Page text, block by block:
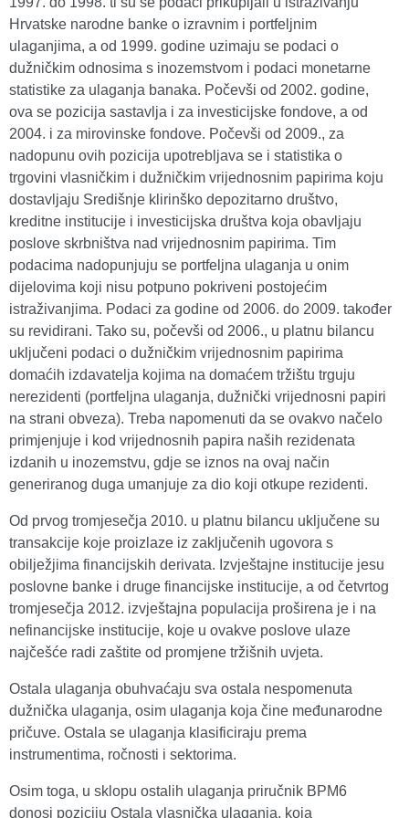
Hrvatske narodne banke o izravnim i portfeljnim
ulaganjima, a od 1999. godine uzimaju se podaci o
dužničkim odnosima s inozemstvom i podaci monetarne
statistike za ulaganja banaka. Počevši od 2002. godine,
ova se pozicija sastavlja i za investicijske fondove, a od
2004. i za mirovinske fondove. Počevši od 2009., za
nadopunu ovih pozicija upotrebljava se i statistika o
trgovini vlasničkim i dužničkim vrijednosnim papirima koju
dostavljaju Središnje klirinško depozitarno društvo,
kreditne institucije i investicijska društva koja obavljaju
poslove skrbništva nad vrijednosnim papirima. Tim
podacima nadopunjuju se portfeljna ulaganja u onim
dijelovima koji nisu potpuno pokriveni postojećim
istraživanjima. Podaci za godine od 2006. do 2009. također
su revidirani. Tako su, počevši od 2006., u platnu bilancu
uključeni podaci o dužničkim vrijednosnim papirima
domaćih izdavatelja kojima na domaćem tržištu trguju
nerezidenti (portfeljna ulaganja, dužnički vrijednosni papiri
na strani obveza). Treba napomenuti da se ovakvo načelo
primjenjuje i kod vrijednosnih papira naših rezidenata
izdanih u inozemstvu, gdje se iznos na ovaj način
generiranog duga umanjuje za dio koji otkupe rezidenti.
Od prvog tromjesečja 2010. u platnu bilancu uključene su
transakcije koje proizlaze iz zaključenih ugovora s
obilježjima financijskih derivata. Izvještajne institucije jesu
poslovne banke i druge financijske institucije, a od četvrtog
tromjesečja 2012. izvještajna populacija proširena je i na
nefinancijske institucije, koje u ovakve poslove ulaze
najčešće radi zaštite od promjene tržišnih uvjeta.
Ostala ulaganja obuhvaćaju sva ostala nespomenuta
dužnička ulaganja, osim ulaganja koja čine međunarodne
pričuve. Ostala se ulaganja klasificiraju prema
instrumentima, ročnosti i sektorima.
Osim toga, u sklopu ostalih ulaganja priručnik BPM6
donosi poziciju Ostala vlasnička ulaganja, koja